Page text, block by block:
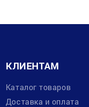
КЛИЕНТАМ
Каталог товаров
Доставка и оплата